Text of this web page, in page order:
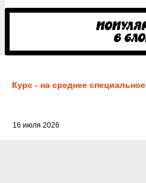
Курс - на среднее специальное
16 июля 2026